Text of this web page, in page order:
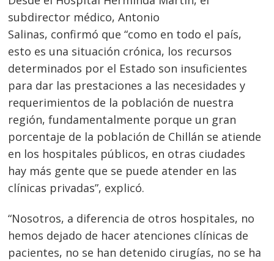
subdirector médico, Antonio
Salinas, confirmó que “como en todo el país,
esto es una situación crónica, los recursos
determinados por el Estado son insuficientes
para dar las prestaciones a las necesidades y
requerimientos de la población de nuestra
región, fundamentalmente porque un gran
porcentaje de la población de Chillán se atiende
en los hospitales públicos, en otras ciudades
hay más gente que se puede atender en las
clínicas privadas”, explicó.
“Nosotros, a diferencia de otros hospitales, no
hemos dejado de hacer atenciones clínicas de
pacientes, no se han detenido cirugías, no se ha